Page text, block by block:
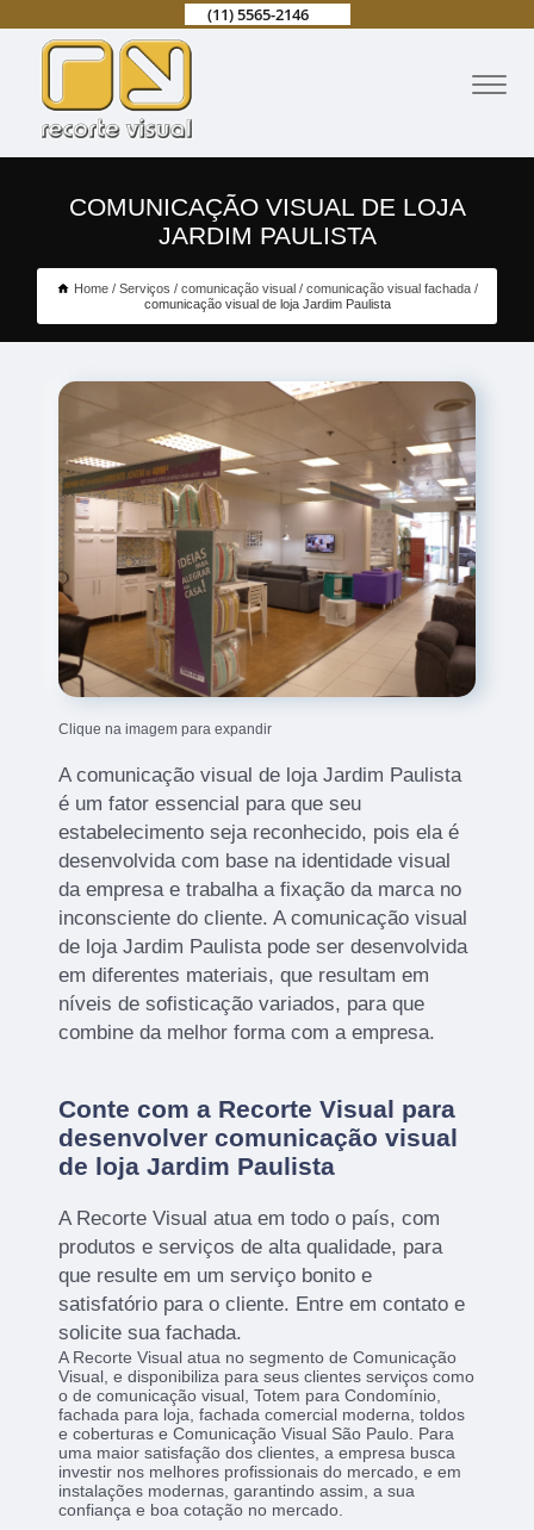
(11) 5565-2146
COMUNICAÇÃO VISUAL DE LOJA
JARDIM PAULISTA
Home Serviços comunicação visual
comunicação visual fachada
comunicação visual de loja Jardim Paulista
Clique na imagem para expandir
A comunicação visual de loja Jardim Paulista
é um fator essencial para que seu
estabelecimento seja reconhecido, pois ela é
desenvolvida com base na identidade visual
da empresa e trabalha a fixação da marca no
inconsciente do cliente. A comunicação visual
de loja Jardim Paulista pode ser desenvolvida
em diferentes materiais, que resultam em
níveis de sofisticação variados, para que
combine da melhor forma com a empresa.
Conte com a Recorte Visual para
desenvolver comunicação visual
de loja Jardim Paulista
A Recorte Visual atua em todo o país, com
produtos e serviços de alta qualidade, para
que resulte em um serviço bonito e
satisfatório para o cliente. Entre em contato e
solicite sua fachada.
A Recorte Visual atua no segmento de Comunicação
Visual, e disponibiliza para seus clientes serviços como
o de comunicação visual, Totem para Condomínio,
fachada para loja, fachada comercial moderna, toldos
e coberturas e Comunicação Visual São Paulo. Para
uma maior satisfação dos clientes, a empresa busca
investir nos melhores profissionais do mercado, e em
instalações modernas, garantindo assim, a sua
confiança e boa cotação no mercado.